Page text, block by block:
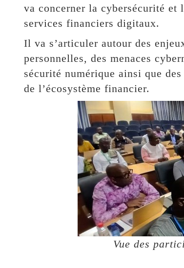
va concerner la cybersécurité et
services financiers digitaux.
Il va s’articuler autour des
personnelles, des menaces
sécurité numérique ainsi que
de l’écosystème financier.
Vue des